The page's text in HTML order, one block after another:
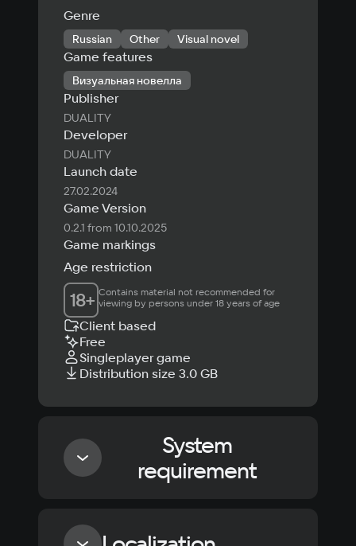
Genre
Russian Other Visual novel
Game features
Визуальная новелла
Publisher
DUALITY
Developer
DUALITY
Launch date
27.02.2024
Game Version
0.2.1 from 10.10.2025
Game markings
Age restriction
18+ Contains material not recommended for
viewing by persons under 18 years of age
Client based
Free
Singleplayer game
Distribution size 3.0 GB
System
requirement
Minimum